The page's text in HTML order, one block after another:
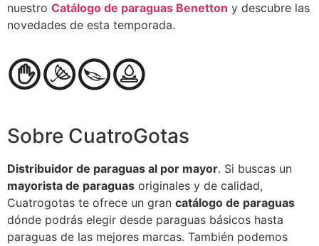
nuestro Catálogo de paraguas Benetton y descubre las
novedades de esta temporada.
Sobre CuatroGotas
Distribuidor de paraguas al por mayor. Si buscas un
mayorista de paraguas originales y de calidad,
Cuatrogotas te ofrece un gran catálogo de paraguas
dónde podrás elegir desde paraguas básicos hasta
paraguas de las mejores marcas. También podemos